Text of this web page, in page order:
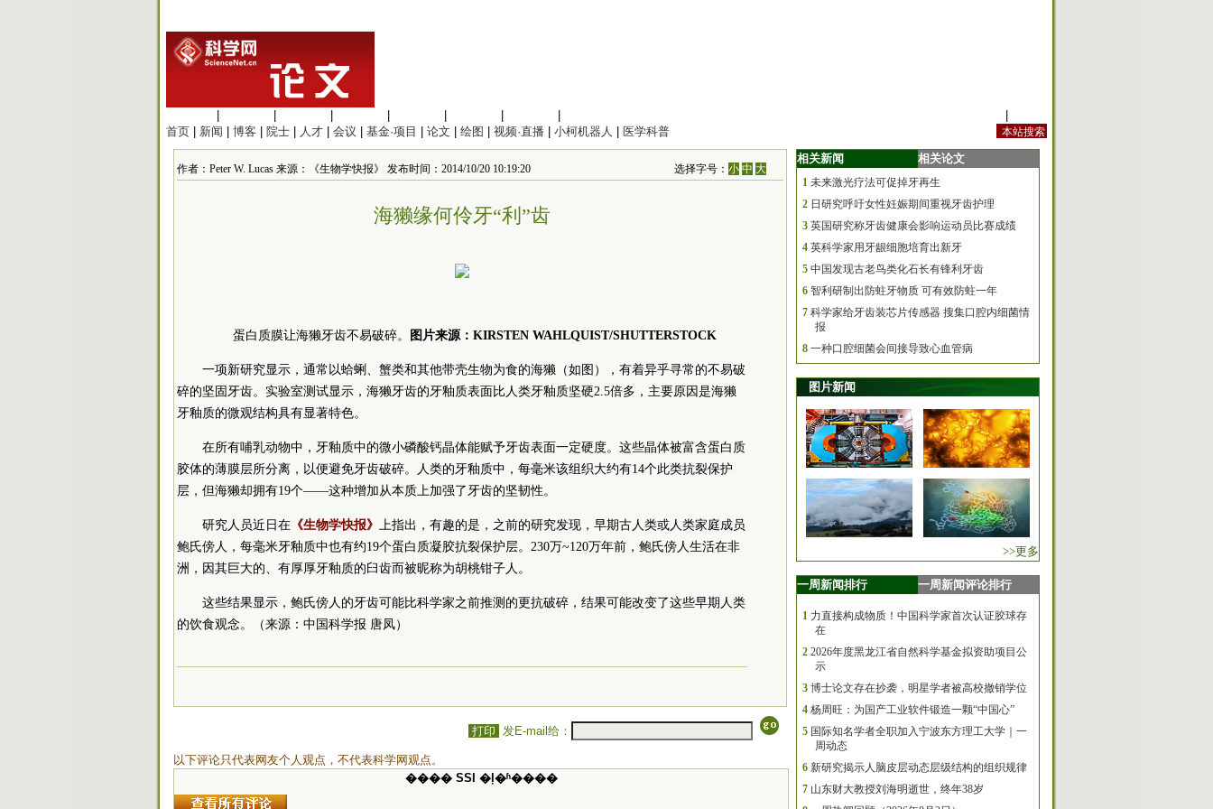
首页
新闻 博客 院士 人才 会议 基金·项目 论文 绘图 视频·直播 小柯机器人 医学科普
作者：Peter W. Lucas 来源：《生物学快报》 发布时间：2014/10/20 10:19:20 选择字号：小 中 大
海獭缘何伶牙“利”齿
蛋白质膜让海獭牙齿不易破碎。 图片来源：KIRSTEN WAHLQUIST/SHUTTERSTOCK
一项新研究显示，通常以蛤蜊、蟹类和其他带壳生物为食的海獭（如图），有着异乎寻常的不易破
碎的坚固牙齿。实验室测试显示，海獭牙齿的牙釉质表面比人类牙釉质坚硬2.5倍多，主要原因是海獭
牙釉质的微观结构具有显著特色。
在所有哺乳动物中，牙釉质中的微小磷酸钙晶体能赋予牙齿表面一定硬度。这些晶体被富含蛋白质
胶体的薄膜层所分离，以便避免牙齿破碎。人类的牙釉质中，每毫米该组织大约有14个此类抗裂保护
层，但海獭却拥有19个——这种增加从本质上加强了牙齿的坚韧性。
研究人员近日在 《生物学快报》 上指出，有趣的是，之前的研究发现，早期古人类或人类家庭成员
鲍氏傍人，每毫米牙釉质中也有约19个蛋白质凝胶抗裂保护层。230万~120万年前，鲍氏傍人生活在非
洲，因其巨大的、有厚厚牙釉质的臼齿而被昵称为胡桃钳子人。
这些结果显示，鲍氏傍人的牙齿可能比科学家之前推测的更抗破碎，结果可能改变了这些早期人类
的饮食观念。（来源：中国科学报 唐凤）
打印 发E-mail给：
以下评论只代表网友个人观点，不代表科学网观点。
���� SSI �ļ�ʱ����
相关新闻 相关论文
1 未来激光疗法可促掉牙再生
2 日研究呼吁女性妊娠期间重视牙齿护理
3 英国研究称牙齿健康会影响运动员比赛成绩
4 英科学家用牙龈细胞培育出新牙
5 中国发现古老鸟类化石长有锋利牙齿
6 智利研制出防蛀牙物质 可有效防蛀一年
7 科学家给牙齿装芯片传感器 搜集口腔内细菌情
报
8 一种口腔细菌会间接导致心血管病
图片新闻
>>更多
一周新闻排行 一周新闻评论排行
1 力直接构成物质！中国科学家首次认证胶球存
在
2 2026年度黑龙江省自然科学基金拟资助项目公
示
3 博士论文存在抄袭，明星学者被高校撤销学位
4 杨周旺：为国产工业软件锻造一颗“中国心”
5 国际知名学者全职加入宁波东方理工大学｜一
周动态
6 新研究揭示人脑皮层动态层级结构的组织规律
7 山东财大教授刘海明逝世，终年38岁